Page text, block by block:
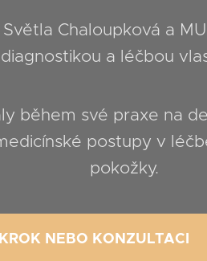
Chaloupková a
a léčbou
během své praxe na
postupy v
pokožky.
NEBO KONZULTACI